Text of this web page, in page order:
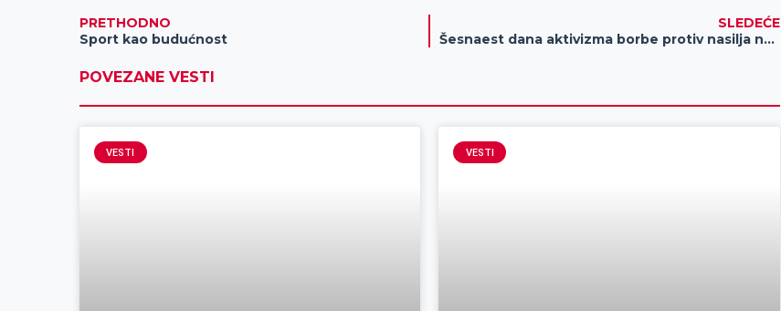
PRETHODNO
Sport kao budućnost
SLEDEĆE
Šesnaest dana aktivizma borbe protiv nasilja nad ženama u Žitištu
POVEZANE VESTI
VESTI VESTI